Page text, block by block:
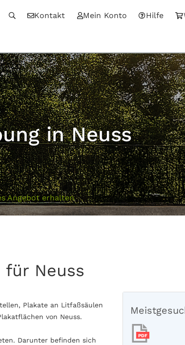
Kontakt Mein Konto Hilfe
in Neuss
Angebot erhalten
für Neuss
Plakate an Litfaßsäulen
von Neuss.
Darunter befinden sich
PDF